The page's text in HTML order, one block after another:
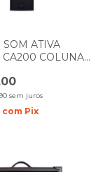
SOM ATIVA
COLUNA
sem juros
com Pix